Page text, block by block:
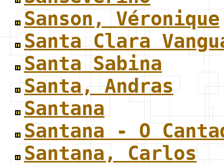
Sanson, Véronique
Santa Clara
Santa Sabina
Santa, Andras
Santana
Santana - O
Santana, Carlos